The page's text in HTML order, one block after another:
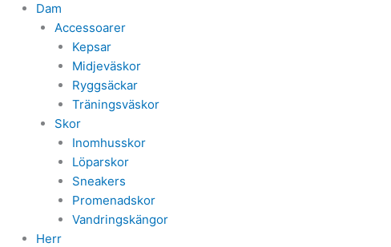
Dam
Accessoarer
Kepsar
Midjeväskor
Ryggsäckar
Träningsväskor
Skor
Inomhusskor
Löparskor
Sneakers
Promenadskor
Vandringskängor
Herr